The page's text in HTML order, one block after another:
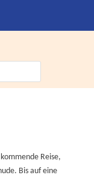
Reise,
Bis auf eine